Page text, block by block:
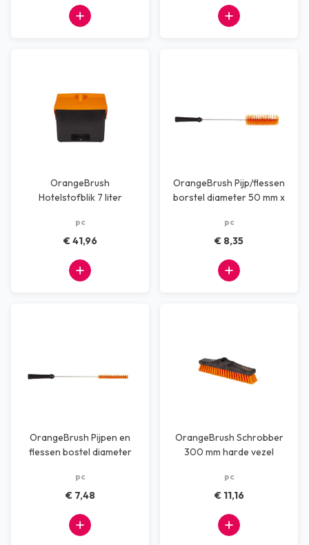
OrangeBrush
Hotelstofblik 7 liter
pc
€ 41,96
OrangeBrush Pijp/flessen
borstel diameter 50 mm x
pc
€ 8,35
OrangeBrush Pijpen en
flessen bostel diameter
pc
€ 7,48
OrangeBrush Schrobber
300 mm harde vezel
pc
€ 11,16